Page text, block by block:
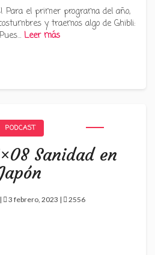
Para el primer programa del año,
y traemos algo de Ghibli:
Leer más
PODCAST
Sanidad en
Japón
| 3 febrero, 2023 | 2556